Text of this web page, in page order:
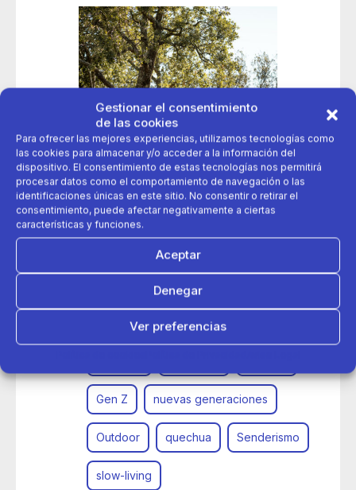
Gestionar el consentimiento
de las cookies
Para ofrecer las mejores experiencias, utilizamos tecnologías como
las cookies para almacenar y/o acceder a la información del
dispositivo. El consentimiento de estas tecnologías nos permitirá
procesar datos como el comportamiento de navegación o las
identificaciones únicas en este sitio. No consentir o retirar el
consentimiento, puede afectar negativamente a ciertas
características y funciones.
Aceptar
Denegar
Ver preferencias
Decathlon y la Gen Z apuestan por el slow-living y los
planes outdoor
Gen Z nuevas generaciones
Outdoor quechua Senderismo
slow-living